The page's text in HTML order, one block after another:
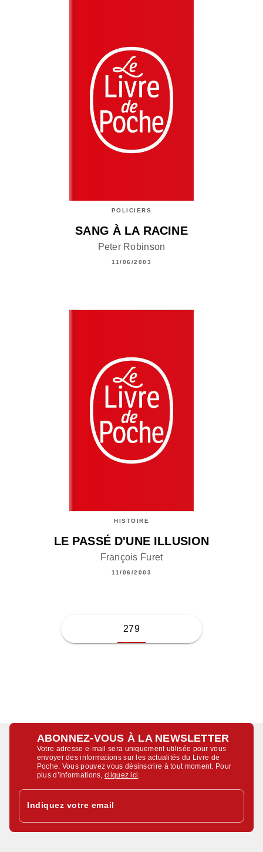
POLICIERS
SANG À LA RACINE
Peter Robinson
11/06/2003
HISTOIRE
LE PASSÉ D'UNE ILLUSION
François Furet
11/06/2003
279
ABONNEZ-VOUS À LA NEWSLETTER
Votre adresse e-mail sera uniquement utilisée pour vous
envoyer des informations sur les actualités du Livre de
Poche. Vous pouvez vous désinscrire à tout moment. Pour
plus d’informations,cliquez ici
Indiquez votre email